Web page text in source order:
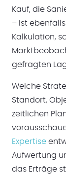
Kauf, die
– ist
Kalkulation,
gefragten
Welche
Standort,
zeitlichen
Expertise
Aufwertung
das Erträge